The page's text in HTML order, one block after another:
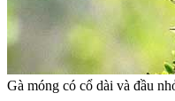
Gà móng có cổ dài và đầu